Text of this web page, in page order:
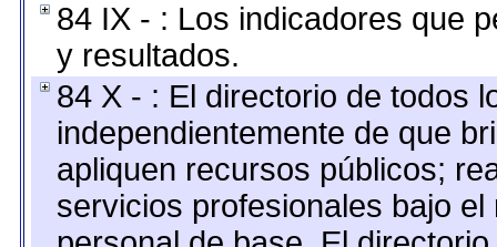
84 IX - : Los indicadores que
y resultados.
84 X - : El directorio de todos
independientemente de que
apliquen recursos públicos;
servicios profesionales bajo